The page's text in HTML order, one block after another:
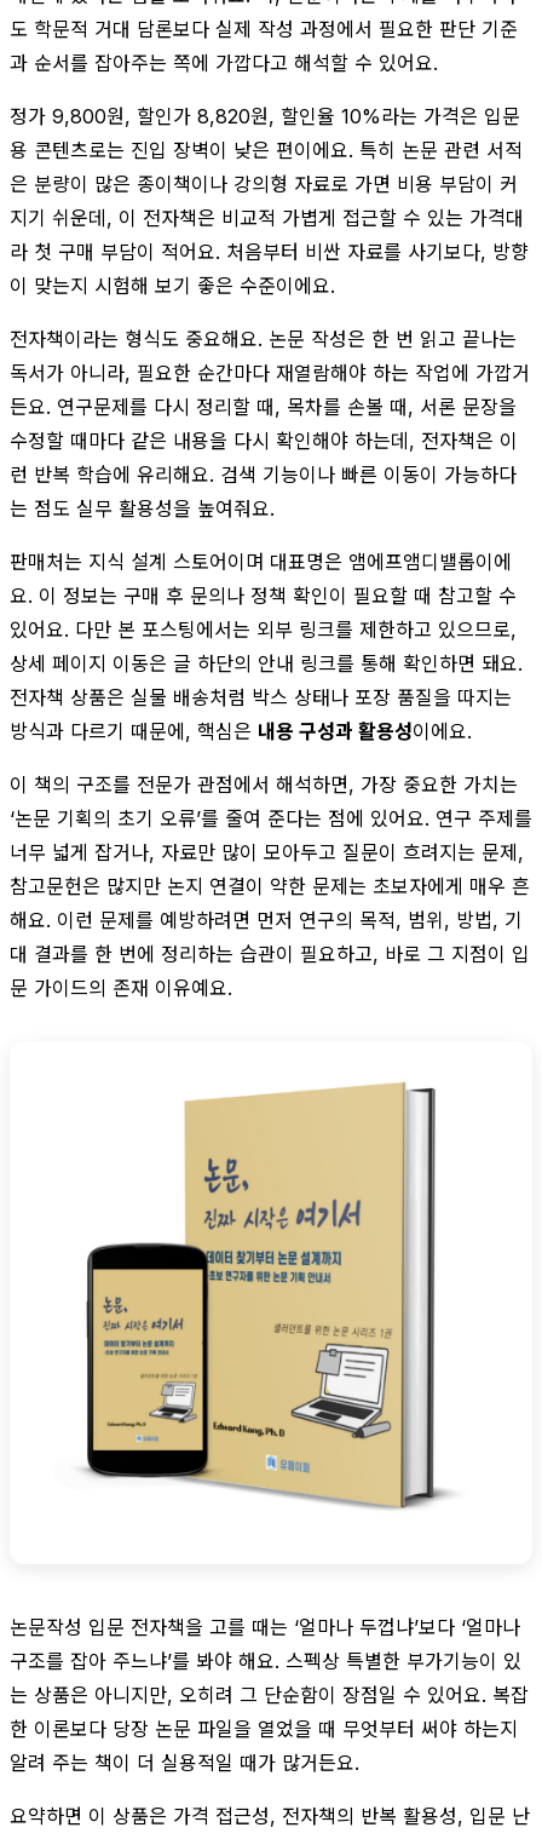
도 학문적 거대 담론보다 실제 작성 과정에서 필요한 판단 기준
과 순서를 잡아주는 쪽에 가깝다고 해석할 수 있어요.
정가 9,800원, 할인가 8,820원, 할인율 10%라는 가격은 입문
용 콘텐츠로는 진입 장벽이 낮은 편이에요. 특히 논문 관련 서적
은 분량이 많은 종이책이나 강의형 자료로 가면 비용 부담이 커
지기 쉬운데, 이 전자책은 비교적 가볍게 접근할 수 있는 가격대
라 첫 구매 부담이 적어요. 처음부터 비싼 자료를 사기보다, 방향
이 맞는지 시험해 보기 좋은 수준이에요.
전자책이라는 형식도 중요해요. 논문 작성은 한 번 읽고 끝나는
독서가 아니라, 필요한 순간마다 재열람해야 하는 작업에 가깝거
든요. 연구문제를 다시 정리할 때, 목차를 손볼 때, 서론 문장을
수정할 때마다 같은 내용을 다시 확인해야 하는데, 전자책은 이
런 반복 학습에 유리해요. 검색 기능이나 빠른 이동이 가능하다
는 점도 실무 활용성을 높여줘요.
판매처는 지식 설계 스토어이며 대표명은 앰에프앰디밸롭이에
요. 이 정보는 구매 후 문의나 정책 확인이 필요할 때 참고할 수
있어요. 다만 본 포스팅에서는 외부 링크를 제한하고 있으므로,
상세 페이지 이동은 글 하단의 안내 링크를 통해 확인하면 돼요.
전자책 상품은 실물 배송처럼 박스 상태나 포장 품질을 따지는
방식과 다르기 때문에, 핵심은 내용 구성과 활용성이에요.
이 책의 구조를 전문가 관점에서 해석하면, 가장 중요한 가치는
‘논문 기획의 초기 오류’를 줄여 준다는 점에 있어요. 연구 주제를
너무 넓게 잡거나, 자료만 많이 모아두고 질문이 흐려지는 문제,
참고문헌은 많지만 논지 연결이 약한 문제는 초보자에게 매우 흔
해요. 이런 문제를 예방하려면 먼저 연구의 목적, 범위, 방법, 기
대 결과를 한 번에 정리하는 습관이 필요하고, 바로 그 지점이 입
문 가이드의 존재 이유예요.
논문작성 입문 전자책을 고를 때는 ‘얼마나 두껍냐’보다 ‘얼마나
구조를 잡아 주느냐’를 봐야 해요. 스펙상 특별한 부가기능이 있
는 상품은 아니지만, 오히려 그 단순함이 장점일 수 있어요. 복잡
한 이론보다 당장 논문 파일을 열었을 때 무엇부터 써야 하는지
알려 주는 책이 더 실용적일 때가 많거든요.
요약하면 이 상품은 가격 접근성, 전자책의 반복 활용성, 입문 난